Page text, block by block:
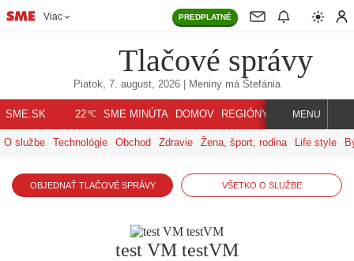
Viac PREDPLATNÉ
Tlačové správy
Piatok, 7. august, 2026 | Meniny má Štefánia
SME.SK 22℃ SME MINÚTA DOMOV REGIÓNY INDEX SVET
MENU
O službe Technológie Obchod Zdravie Žena, šport, rodina Life style
OBJEDNAŤ TLAČOVÉ SPRÁVY VŠETKO O SLUŽBE
test VM testVM